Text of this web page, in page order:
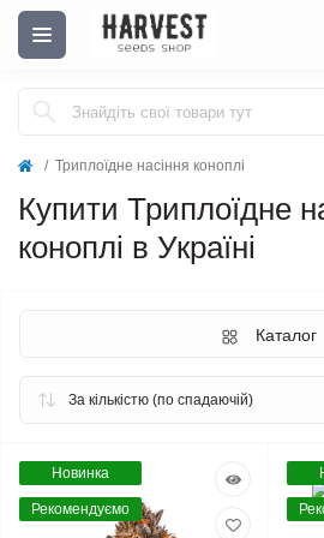
Триплоїдне насіння коноплі
Купити Триплоїдне
коноплі в Україні
Каталог
Новинка
Рекомендуємо